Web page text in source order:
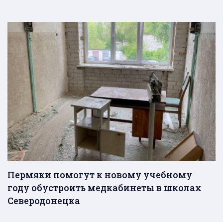
Пермяки помогут к новому учебному
году обустроить медкабинеты в школах
Северодонецка